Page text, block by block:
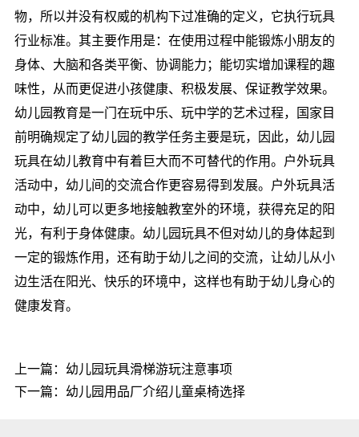
物，所以并没有权威的机构下过准确的定义，它执行玩具
行业标准。其主要作用是：在使用过程中能锻炼小朋友的
身体、大脑和各类平衡、协调能力；能切实增加课程的趣
味性，从而更促进小孩健康、积极发展、保证教学效果。
幼儿园教育是一门在玩中乐、玩中学的艺术过程，国家目
前明确规定了幼儿园的教学任务主要是玩，因此，幼儿园
玩具在幼儿教育中有着巨大而不可替代的作用。户外玩具
活动中，幼儿间的交流合作更容易得到发展。户外玩具活
动中，幼儿可以更多地接触教室外的环境，获得充足的阳
光，有利于身体健康。幼儿园玩具不但对幼儿的身体起到
一定的锻炼作用，还有助于幼儿之间的交流，让幼儿从小
边生活在阳光、快乐的环境中，这样也有助于幼儿身心的
健康发育。
上一篇： 幼儿园玩具滑梯游玩注意事项
下一篇： 幼儿园用品厂介绍儿童桌椅选择